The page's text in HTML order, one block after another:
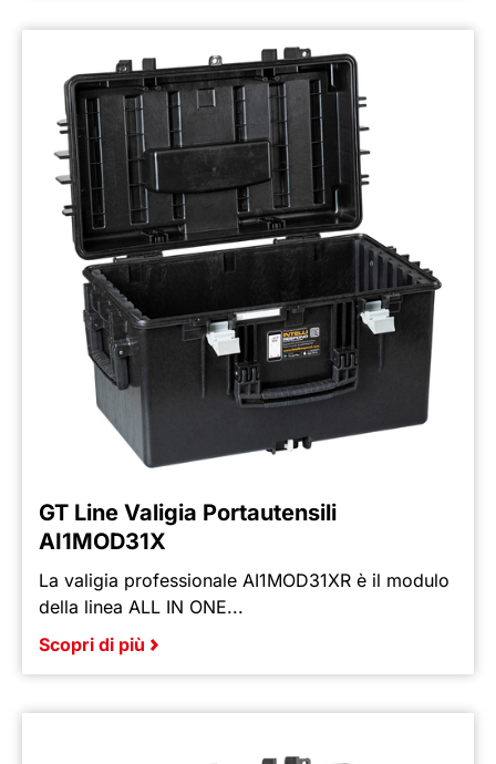
GT Line Valigia Portautensili
AI1MOD31X
La valigia professionale AI1MOD31XR è il modulo
della linea ALL IN ONE...
Scopri di più